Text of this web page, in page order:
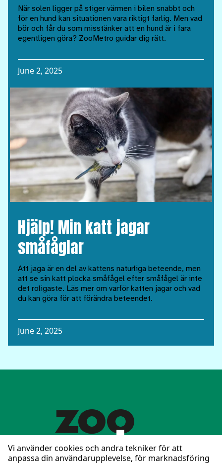
När solen ligger på stiger värmen i bilen snabbt och
för en hund kan situationen vara riktigt farlig. Men vad
bör och får du som misstänker att en hund är i fara
egentligen göra? ZooMetro guidar dig rätt.
June 2, 2025
Hjälp! Min katt jagar
småfåglar
Att jaga är en del av kattens naturliga beteende, men
att se sin katt plocka småfågel efter småfågel är inte
det roligaste. Läs mer om varför katten jagar och vad
du kan göra för att förändra beteendet.
June 2, 2025
Vi använder cookies och andra tekniker för att
anpassa din användarupplevelse, för marknadsföring